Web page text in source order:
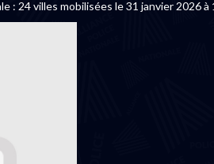
24 villes mobilisées le 31 janvier 2026 à